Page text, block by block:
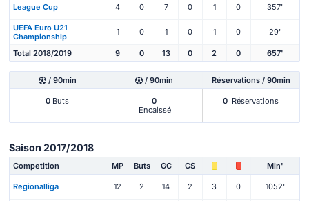
League Cup 4 0 7 0 1 0 357'
UEFA Euro U21
Championship
1 0 1 0 1 0 29'
Total 2018/2019 9 0 13 0 2 0 657'
/ 90min / 90min Réservations / 90min
0 Buts
0
Encaissé
0 Réservations
Saison 2017/2018
Competition MP Buts GC CS Min'
Regionalliga 12 2 14 2 3 0 1052'